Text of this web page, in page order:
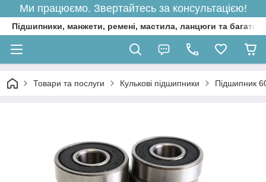
Ми працюємо. Звертайтесь за консультацією!
Підшипники, манжети, ремені, мастила, ланцюги та багато
Товари та послуги Кулькові підшипники Підшипник